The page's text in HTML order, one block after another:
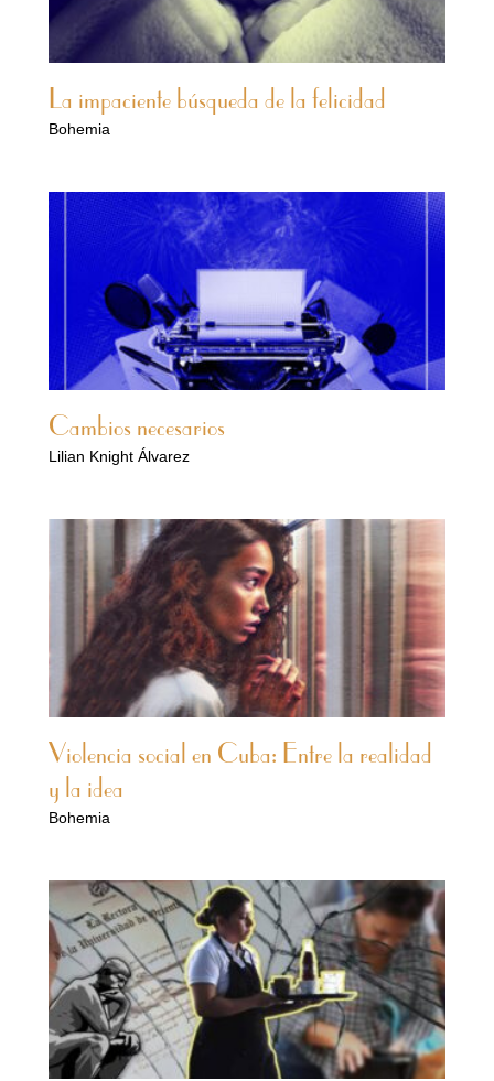
La impaciente búsqueda de la felicidad
Bohemia
Cambios necesarios
Lilian Knight Álvarez
Violencia social en Cuba: Entre la realidad
y la idea
Bohemia